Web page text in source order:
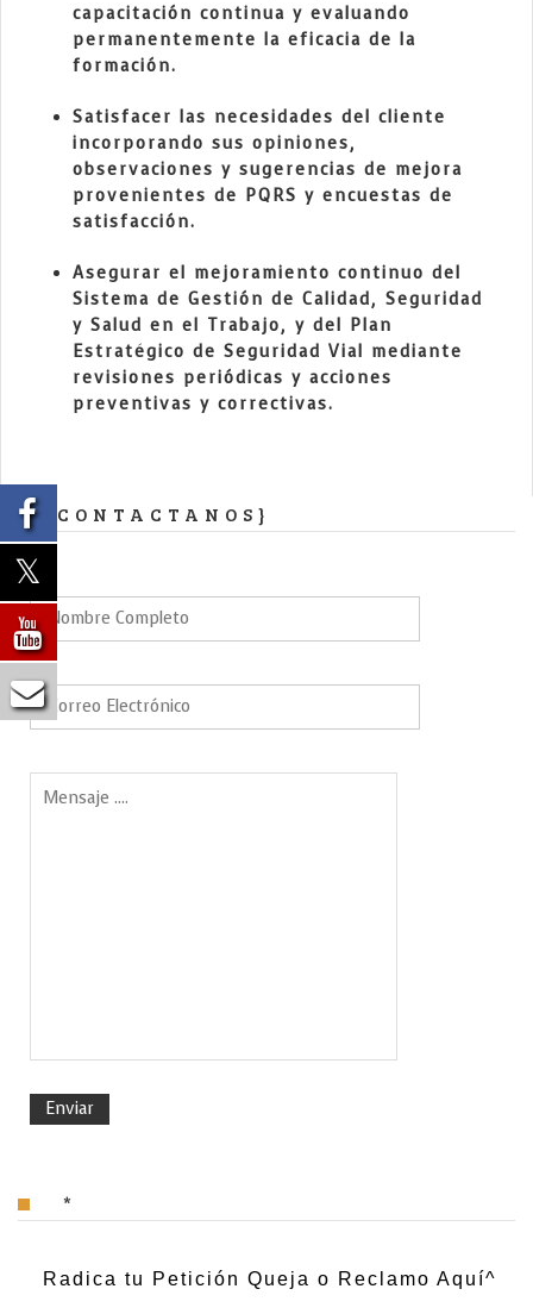
capacitación continua y evaluando
permanentemente la eficacia de la
formación.
Satisfacer las necesidades del cliente
incorporando sus opiniones,
observaciones y sugerencias de mejora
provenientes de PQRS y encuestas de
satisfacción.
Asegurar el mejoramiento continuo del
Sistema de Gestión de Calidad, Seguridad
y Salud en el Trabajo, y del Plan
Estratégico de Seguridad Vial mediante
revisiones periódicas y acciones
preventivas y correctivas.
{CONTACTANOS}
*
Radica tu Petición Queja o Reclamo Aquí^